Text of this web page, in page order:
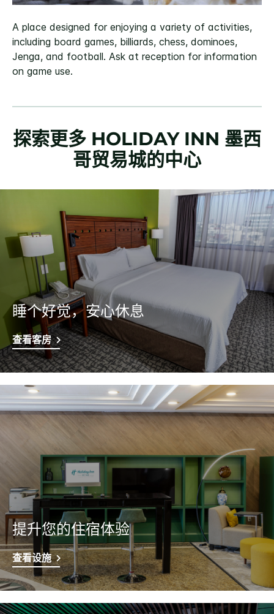
A place designed for enjoying a variety of activities,
including board games, billiards, chess, dominoes,
Jenga, and football. Ask at reception for information
on game use.
探索更多 HOLIDAY INN 墨西
哥贸易城的中心
睡个好觉，安心休息
查看客房
提升您的住宿体验
查看设施